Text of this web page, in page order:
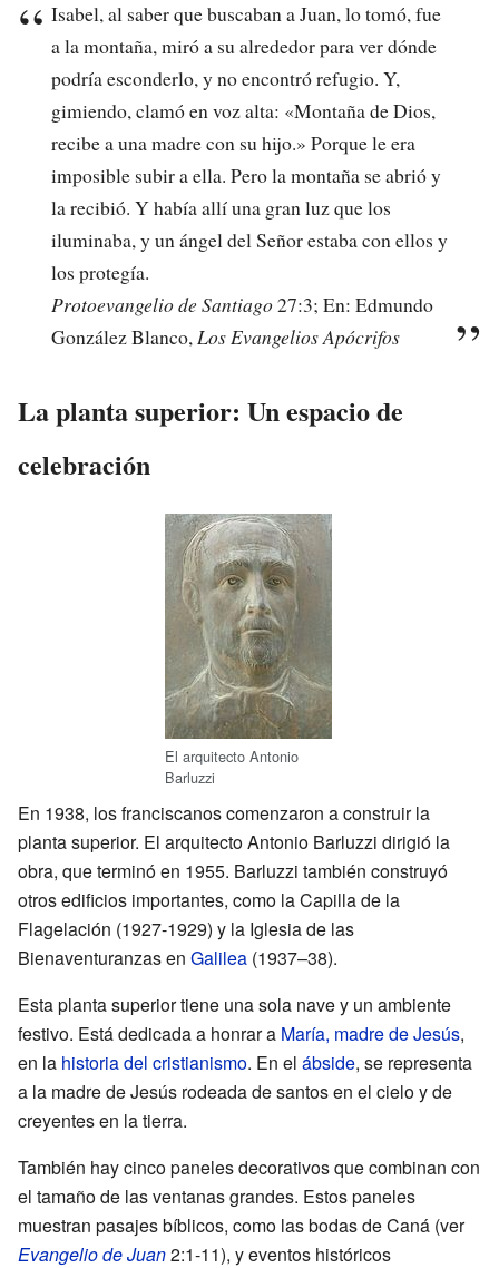
Isabel, al saber que buscaban a Juan, lo tomó, fue
a la montaña, miró a su alrededor para ver dónde
podría esconderlo, y no encontró refugio. Y,
gimiendo, clamó en voz alta: «Montaña de Dios,
recibe a una madre con su hijo.» Porque le era
imposible subir a ella. Pero la montaña se abrió y
la recibió. Y había allí una gran luz que los
iluminaba, y un ángel del Señor estaba con ellos y
los protegía.
Protoevangelio de Santiago27:3; En: Edmundo
González Blanco,Los Evangelios Apócrifos
La planta superior: Un espacio de
celebración
El arquitecto Antonio
Barluzzi
En 1938, los franciscanos comenzaron a construir la
planta superior. El arquitecto Antonio Barluzzi dirigió la
obra, que terminó en 1955. Barluzzi también construyó
otros edificios importantes, como la Capilla de la
Flagelación (1927-1929) y la Iglesia de las
Bienaventuranzas en Galilea (1937–38).
Esta planta superior tiene una sola nave y un ambiente
festivo. Está dedicada a honrar a María, madre de Jesús,
en la historia del cristianismo. En el ábside, se representa
a la madre de Jesús rodeada de santos en el cielo y de
creyentes en la tierra.
También hay cinco paneles decorativos que combinan con
el tamaño de las ventanas grandes. Estos paneles
muestran pasajes bíblicos, como las bodas de Caná (ver
Evangelio de Juan2:1-11), y eventos históricos